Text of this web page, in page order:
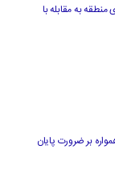
به مقابله با
بر ضرورت پایان